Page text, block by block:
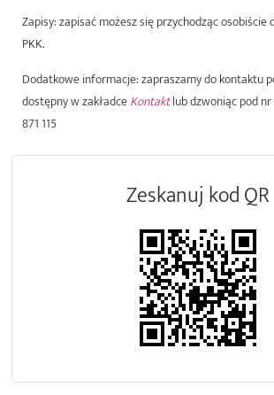
Zapisy:zapisać możesz się przychodząc
PKK.
Dodatkowe informacje: zapraszamy do kontaktu
dostępny w zakładceKontaktlub dzwoniąc pod
871 115
Zeskanuj kod QR